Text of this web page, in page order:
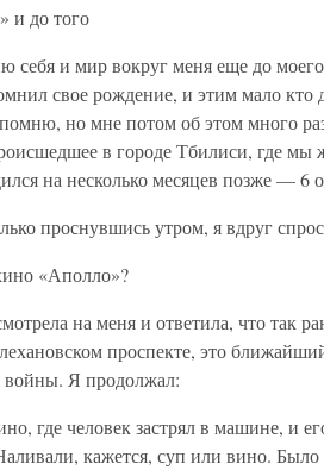
и до того
себя и мир вокруг меня еще до
свое рождение, и этим мало кто
но мне потом об этом много
в городе Тбилиси, где мы
на несколько месяцев позже — 6
проснувшись утром, я вдруг
«Аполло»?
на меня и ответила, что так
проспекте, это
войны. Я продолжал:
где человек застрял в машине, и
кажется, суп или вино.